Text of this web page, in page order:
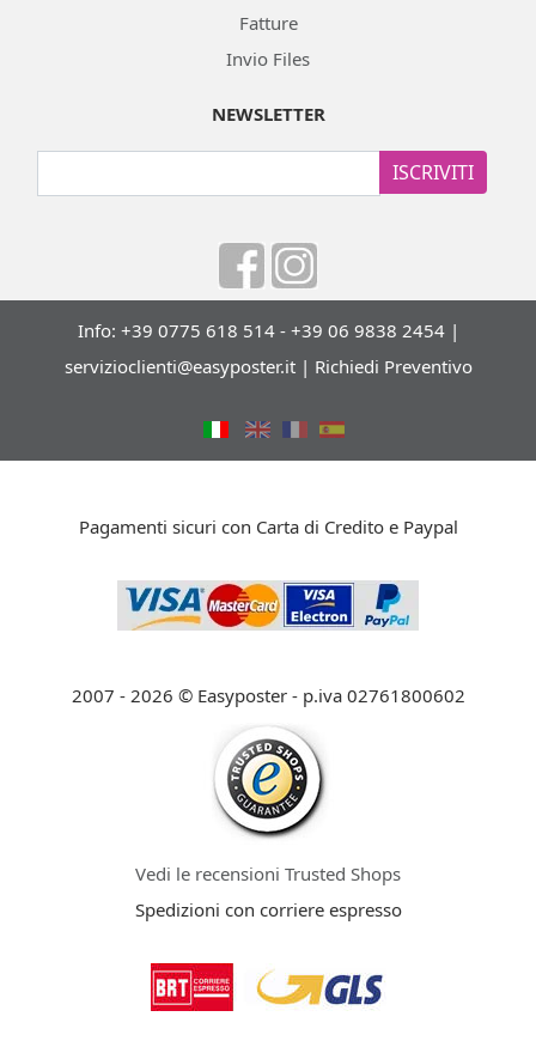
Fatture
Invio Files
NEWSLETTER
ISCRIVITI
Info: +39 0775 618 514 - +39 06 9838 2454 |
servizioclienti@easyposter.it| Richiedi Preventivo
Pagamenti sicuri con Carta di Credito e Paypal
2007 - 2026 © Easyposter - p.iva 02761800602
Vedi le recensioni Trusted Shops
Spedizioni con corriere espresso